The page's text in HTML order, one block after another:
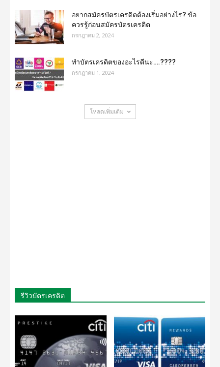
อยากสมัครบัตรเครดิตต้องเริ่มอย่างไร? ข้อ
ควรรู้ก่อนสมัครบัตรเครดิต
กรกฎาคม 2, 2024
ทําบัตรเครดิตของอะไรดีนะ….????
กรกฎาคม 1, 2024
โหลดเพิ่มเติม
รีวิวบัตรเครดิต